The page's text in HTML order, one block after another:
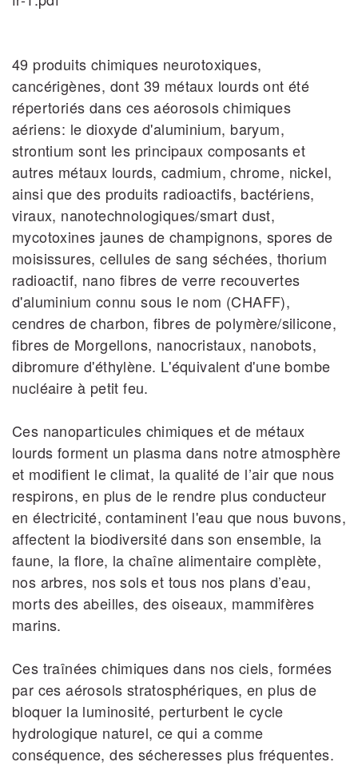
49 produits chimiques neurotoxiques,
cancérigènes, dont 39 métaux lourds ont été
répertoriés dans ces aéorosols chimiques
aériens: le dioxyde d'aluminium, baryum,
strontium sont les principaux composants et
autres métaux lourds, cadmium, chrome, nickel,
ainsi que des produits radioactifs, bactériens,
viraux, nanotechnologiques/smart dust,
mycotoxines jaunes de champignons, spores de
moisissures, cellules de sang séchées, thorium
radioactif, nano fibres de verre recouvertes
d'aluminium connu sous le nom (CHAFF),
cendres de charbon, fibres de polymère/silicone,
fibres de Morgellons, nanocristaux, nanobots,
dibromure d'éthylène. L'équivalent d'une bombe
nucléaire à petit feu.
Ces nanoparticules chimiques et de métaux
lourds forment un plasma dans notre atmosphère
et modifient le climat, la qualité de l’air que nous
respirons, en plus de le rendre plus conducteur
en électricité, contaminent l'eau que nous buvons,
affectent la biodiversité dans son ensemble, la
faune, la flore, la chaîne alimentaire complète,
nos arbres, nos sols et tous nos plans d’eau,
morts des abeilles, des oiseaux, mammifères
marins.
Ces traînées chimiques dans nos ciels, formées
par ces aérosols stratosphériques, en plus de
bloquer la luminosité, perturbent le cycle
hydrologique naturel, ce qui a comme
conséquence, des sécheresses plus fréquentes.